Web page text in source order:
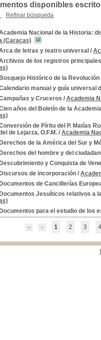
disponibles
Refinar búsqueda
Nacional de la Historia:
(Caracas)
de letras y teatro universal /
de los registros
Bosquejo Histórico de la Revolución
manual y guía universal
y Cruceros / Academia
años del Boletín de la
de Píritu del P. Matías
de Lejarza, O.F.M. / Academia
Derechos de la América del Sur y
Derechos del hombre y del
Descubrimiento y Conquista de
Discursos de incorporación /
Documentos de Cancillerías
Documentos Jesuíticos relativos a
Documentos para el estudio de los
1 2 3 4
-- 1810-1821